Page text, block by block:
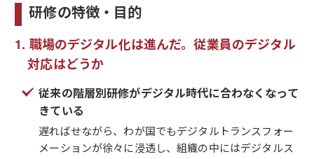
研修の特徴・目的
職場のデジタル化は進んだ。従業員のデジタル
対応はどうか
従来の階層別研修がデジタル時代に合わなくなって
きている
遅ればせながら、わが国でもデジタルトランスフォー
メーションが徐々に浸透し、組織の中にはデジタルス